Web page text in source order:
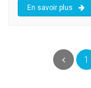
En savoir plus
1